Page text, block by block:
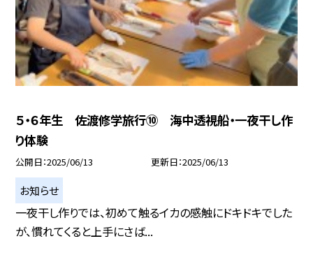
５・６年生 佐渡修学旅行⑩ 海中透視船・一夜干し作
り体験
公開日 2025/06/13 更新日 2025/06/13
お知らせ
一夜干し作りでは、初めて触るイカの感触にドキドキでした
が、慣れてくると上手にさば...